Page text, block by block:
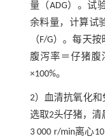
量（ADG）。试
余料量，计算试
（F/G）。每天
腹泻率＝仔猪腹
×100%。
2）血清抗氧化
选取2头仔猪，清
3 000 r/min离心